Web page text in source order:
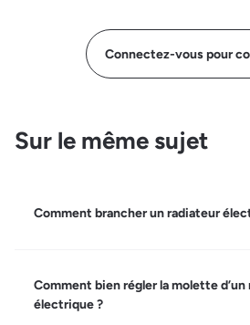
Connectez-vous pour
Sur le même sujet
Comment brancher un radiateur
Comment bien régler la molette
électrique ?